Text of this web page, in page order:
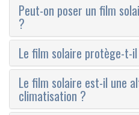
Peut-on poser un film
?
Le film solaire protège-t-
Le film solaire est-il une
climatisation ?